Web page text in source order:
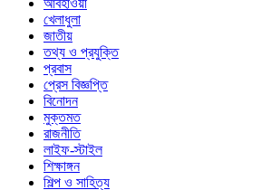
আবহাওয়া
খেলাধুলা
জাতীয়
তথ্য ও প্রযুক্তি
প্রবাস
প্রেস বিজ্ঞপ্তি
বিনোদন
মুক্তমত
রাজনীতি
লাইফ-স্টাইল
শিক্ষাঙ্গন
শিল্প ও সাহিত্য